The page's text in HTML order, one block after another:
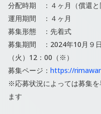
分配時期 ：４ヶ月（償還と
運用期間 ：４ヶ月
募集形態 ：先着式
募集期間 ：2024年10月９
（火）12：00（※）
募集ページ： https://
※応募状況によっては募集
ます